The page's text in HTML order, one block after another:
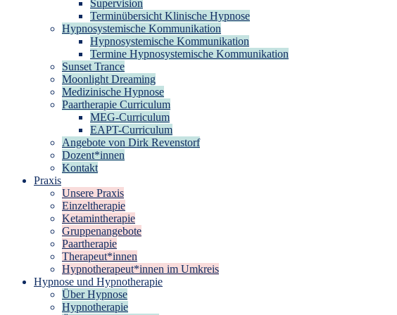
Supervision
Terminübersicht Klinische Hypnose
Hypnosystemische Kommunikation
Hypnosystemische Kommunikation
Termine Hypnosystemische Kommunikation
Sunset Trance
Moonlight Dreaming
Medizinische Hypnose
Paartherapie Curriculum
MEG-Curriculum
EAPT-Curriculum
Angebote von Dirk Revenstorf
Dozent*innen
Kontakt
Praxis
Unsere Praxis
Einzeltherapie
Ketamintherapie
Gruppenangebote
Paartherapie
Therapeut*innen
Hypnotherapeut*innen im Umkreis
Hypnose und Hypnotherapie
Über Hypnose
Hypnotherapie